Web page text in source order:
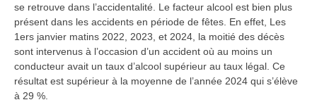
se retrouve dans l’accidentalité. Le facteur alcool est bien plus
présent dans les accidents en période de fêtes. En effet, Les
1ers janvier matins 2022, 2023, et 2024, la moitié des décès
sont intervenus à l’occasion d’un accident où au moins un
conducteur avait un taux d’alcool supérieur au taux légal. Ce
résultat est supérieur à la moyenne de l’année 2024 qui s’élève
à 29 %.